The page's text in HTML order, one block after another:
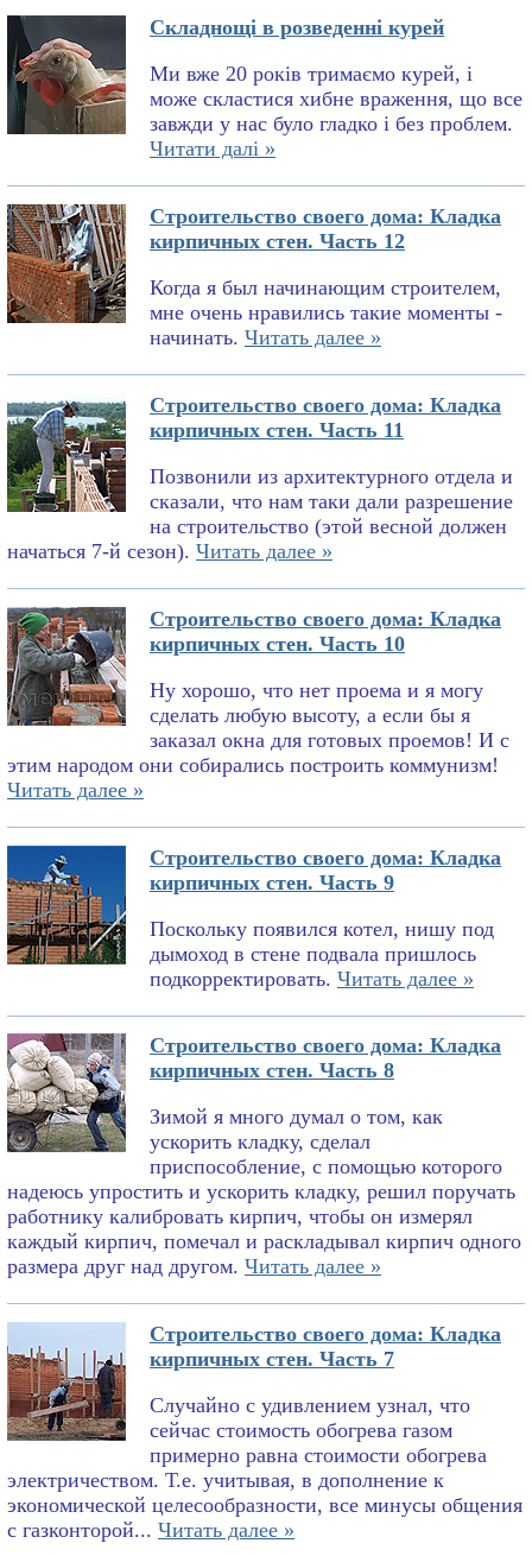
Складнощі в розведенні курей
Ми вже 20 років тримаємо курей, і
може скластися хибне враження, що все
завжди у нас було гладко і без проблем.
Читати далі »
Строительство своего дома: Кладка
кирпичных стен. Часть 12
Когда я был начинающим строителем,
мне очень нравились такие моменты -
начинать. Читать далее »
Строительство своего дома: Кладка
кирпичных стен. Часть 11
Позвонили из архитектурного отдела и
сказали, что нам таки дали разрешение
на строительство (этой весной должен
начаться 7-й сезон). Читать далее »
Строительство своего дома: Кладка
кирпичных стен. Часть 10
Ну хорошо, что нет проема и я могу
сделать любую высоту, а если бы я
заказал окна для готовых проемов! И с
этим народом они собирались построить коммунизм!
Читать далее »
Строительство своего дома: Кладка
кирпичных стен. Часть 9
Поскольку появился котел, нишу под
дымоход в стене подвала пришлось
подкорректировать. Читать далее »
Строительство своего дома: Кладка
кирпичных стен. Часть 8
Зимой я много думал о том, как
ускорить кладку, сделал
приспособление, с помощью которого
надеюсь упростить и ускорить кладку, решил поручать
работнику калибровать кирпич, чтобы он измерял
каждый кирпич, помечал и раскладывал кирпич одного
размера друг над другом. Читать далее »
Строительство своего дома: Кладка
кирпичных стен. Часть 7
Случайно с удивлением узнал, что
сейчас стоимость обогрева газом
примерно равна стоимости обогрева
электричеством. Т.е. учитывая, в дополнение к
экономической целесообразности, все минусы общения
с газконторой... Читать далее »